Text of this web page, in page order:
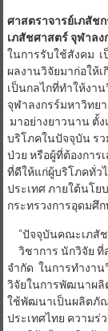
ศาสตราจารย์เภสัช
เภสัชศาสตร์ จุฬาล
ในการรับใช้สังคม
ผลงานวิจัยมาก่อให้
เป็นกลไกที่ทำให้งา
จุฬาลงกรร์มหาวิทย
มาอย่างยาวนาน ตั้
บริโภคในปัจจุบัน ร
ป่วย หรือผู้ที่ต้องกา
ที่ดีให้แก่ผู้บริโภคทั่ว
ประเทศ ภายใต้นโย
กระทรวงการอุดมศึ
“ปัจจุบันคณะเภสั
วิชาการ นักวิจัย
จำกัด ในการทำงา
วิจัยในการพัฒนาผลิ
ใช้พัฒนาเป็นผลิตภัณ
ประเทศไทย ความร่